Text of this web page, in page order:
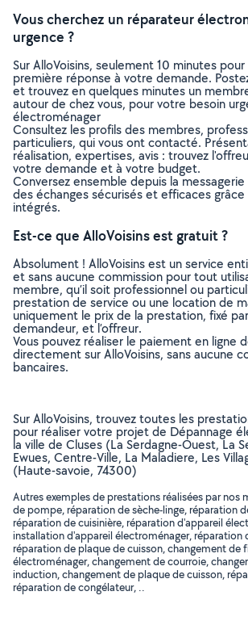
Vous cherchez un réparateur
urgence ?
Sur AlloVoisins, seulement 10 minutes
première réponse à votre demande.
et trouvez en quelques minutes un
autour de chez vous, pour votre besoin
électroménager
Consultez les profils des membres,
particuliers, qui vous ont contacté.
réalisation, expertises, avis : trouvez
votre demande et à votre budget.
Conversez ensemble depuis la messagerie
des échanges sécurisés et efficaces grâce
intégrés.
Est-ce que AlloVoisins est gratuit ?
Absolument ! AlloVoisins est un service
et sans aucune commission pour tout
membre, qu’il soit professionnel ou
prestation de service ou une location de
uniquement le prix de la prestation, fixé
demandeur, et l’offreur.
Vous pouvez réaliser le paiement en ligne
directement sur AlloVoisins, sans aucune
bancaires.
Sur AlloVoisins, trouvez toutes les
pour réaliser votre projet de Dépannage
la ville de Cluses (La Serdagne-Ouest, La
Ewues, Centre-Ville, La Maladiere, Les
(Haute-savoie, 74300)
Autres exemples de prestations réalisées par nos
de pompe, réparation de sèche-linge, réparation
réparation de cuisinière, réparation d'appareil
installation d'appareil électroménager, réparation
réparation de plaque de cuisson, changement de
électroménager, changement de courroie,
induction, changement de plaque de cuisson,
réparation de congélateur, ..